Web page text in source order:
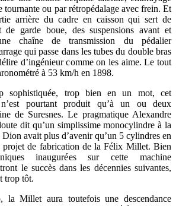
tournante ou par rétropédalage avec frein. Et
arrière du cadre en caisson qui sert de
de garde boue, des suspensions avant et
chaîne de transmission du pédalier
qui passe dans les tubes du double bras
d’ingénieur comme on les aime. Le tout
à 53 km/h en 1898.
sophistiquée, trop bien en un mot, cet
pourtant produit qu’à un ou deux
de Suresnes. Le pragmatique Alexandre
dit qu’un simplissime monocylindre à la
avait plus d’avenir qu’un 5 cylindres en
projet de fabrication de la Félix Millet. Bien
inaugurées sur cette machine
le succès dans les décennies suivantes,
trop tôt.
la Millet aura toutefois une descendance